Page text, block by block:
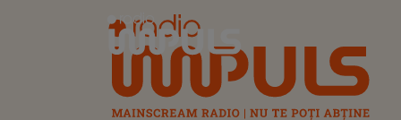
Radio Impuls